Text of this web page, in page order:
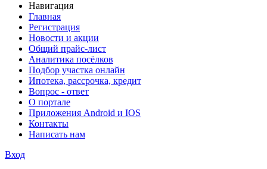
Навигация
Главная
Регистрация
Новости и акции
Общий прайс-лист
Аналитика посёлков
Подбор участка онлайн
Ипотека, рассрочка, кредит
Вопрос - ответ
О портале
Приложения Android и IOS
Контакты
Написать нам
Вход